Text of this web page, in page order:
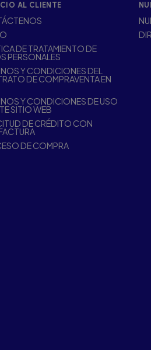
AL CLIENTE
DE TRATAMIENTO DE
PERSONALES
Y CONDICIONES DEL
DE COMPRAVENTA EN
Y CONDICIONES DE USO
SITIO WEB
DE CRÉDITO CON
DE COMPRA